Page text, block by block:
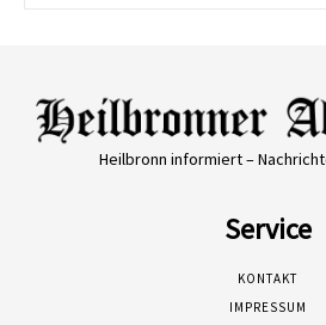
Heilbronn informiert –
Service
KONTAKT
IMPRESSUM